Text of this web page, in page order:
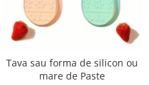
Tava sau forma de silicon ou
mare de Paste